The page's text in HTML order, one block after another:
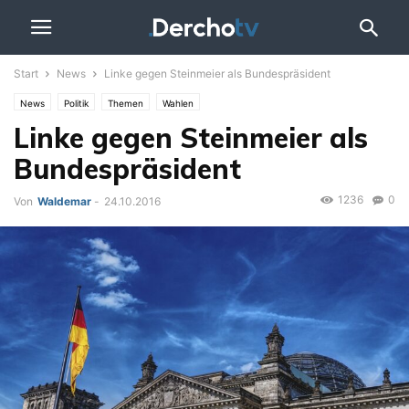
Start News Linke gegen Steinmeier als Bundespräsident
News Politik Themen Wahlen
Linke gegen Steinmeier als
Bundespräsident
Von Waldemar - 24.10.2016 0
1236